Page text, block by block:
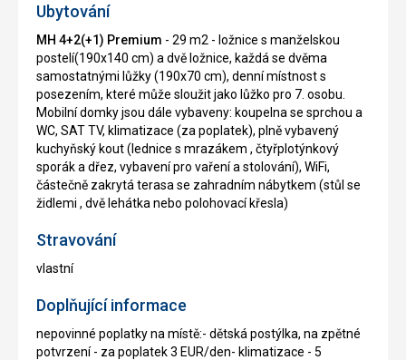
Ubytování
MH 4+2(+1) Premium - 29 m2 - ložnice s manželskou
postelí(190x140 cm) a dvě ložnice, každá se dvěma
samostatnými lůžky (190x70 cm), denní místnost s
posezením, které může sloužit jako lůžko pro 7. osobu.
Mobilní domky jsou dále vybaveny: koupelna se sprchou a
WC, SAT TV, klimatizace (za poplatek), plně vybavený
kuchyňský kout (lednice s mrazákem , čtyřplotýnkový
sporák a dřez, vybavení pro vaření a stolování), WiFi,
částečně zakrytá terasa se zahradním nábytkem (stůl se
židlemi , dvě lehátka nebo polohovací křesla)
Stravování
vlastní
Doplňující informace
nepovinné poplatky na místě:- dětská postýlka, na zpětné
potvrzení - za poplatek 3 EUR/den- klimatizace - 5